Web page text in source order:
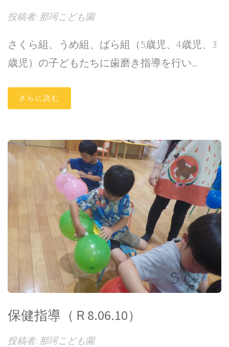
投稿者: 那珂こども園
さくら組、うめ組、ばら組（5歳児、4歳児、3
歳児）の子どもたちに歯磨き指導を行い...
さらに読む
保健指導（Ｒ8.06.10）
投稿者: 那珂こども園